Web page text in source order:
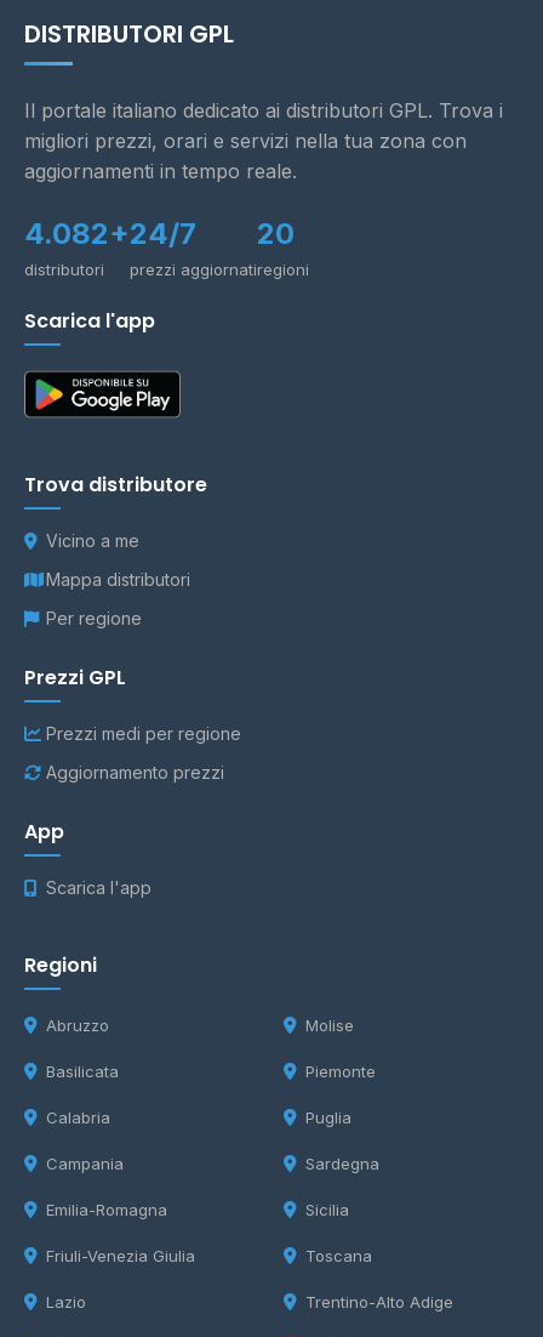
DISTRIBUTORI GPL
Il portale italiano dedicato ai distributori GPL. Trova i
migliori prezzi, orari e servizi nella tua zona con
aggiornamenti in tempo reale.
4.082+
distributori
24/7
prezzi aggiornati
20
regioni
Scarica l'app
Trova distributore
Vicino a me
Mappa distributori
Per regione
Prezzi GPL
Prezzi medi per regione
Aggiornamento prezzi
App
Scarica l'app
Regioni
Abruzzo
Basilicata
Calabria
Campania
Emilia-Romagna
Friuli-Venezia Giulia
Lazio
Molise
Piemonte
Puglia
Sardegna
Sicilia
Toscana
Trentino-Alto Adige